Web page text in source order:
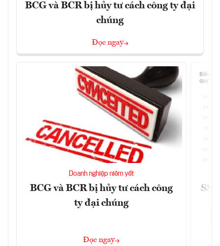
BCG và BCR bị hủy tư cách công ty đại
chúng
Đọc ngay
Doanh nghiệp niêm yết
BCG và BCR bị hủy tư cách công
ty đại chúng
Đọc ngay
SSI